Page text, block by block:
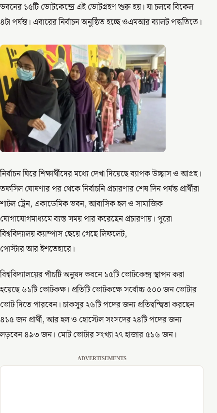
ভবনের ১৫টি ভোটকেন্দ্রে এই ভোটগ্রহণ শুরু হয়। যা চলবে বিকেল
৪টা পর্যন্ত। এবারের নির্বাচন অনুষ্ঠিত হচ্ছে ওএমআর ব্যালট পদ্ধতিতে।
নির্বাচন ঘিরে শিক্ষার্থীদের মধ্যে দেখা দিয়েছে ব্যাপক উচ্ছ্বাস ও আগ্রহ।
তফসিল ঘোষণার পর থেকে নির্বাচনি প্রচারণার শেষ দিন পর্যন্ত প্রার্থীরা
শাটল ট্রেন, একাডেমিক ভবন, আবাসিক হল ও সামাজিক
যোগাযোগমাধ্যমে ব্যস্ত সময় পার করেছেন প্রচারণায়। পুরো
বিশ্ববিদ্যালয় ক্যাম্পাস ছেয়ে গেছে লিফলেট,
পোস্টার আর ইশতেহারে।
বিশ্ববিদ্যালয়ের পাঁচটি অনুষদ ভবনে ১৫টি ভোটকেন্দ্র স্থাপন করা
হয়েছে ৬১টি ভোটকক্ষ। প্রতিটি ভোটকক্ষে সর্বোচ্চ ৫০০ জন ভোটার
ভোট দিতে পারবেন। চাকসুর ২৬টি পদের জন্য প্রতিদ্বন্দ্বিতা করছেন
৪১৫ জন প্রার্থী, আর হল ও হোস্টেল সংসদের ২৪টি পদের জন্য
লড়বেন ৪৯৩ জন। মোট ভোটার সংখ্যা ২৭ হাজার ৫১৬ জন।
ADVERTISEMENTS